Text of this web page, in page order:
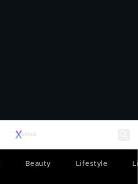
Beauty Lifestyle